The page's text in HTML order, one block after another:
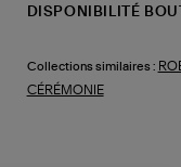
DISPONIBILITÉ
Collections similaires :
CÉRÉMONIE